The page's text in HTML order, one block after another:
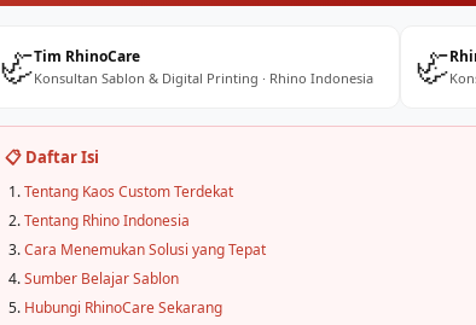
🦏Tim RhinoCare
Konsultan Sablon & Digital Printing · Rhino Indonesia 🦏
📋 Daftar Isi
Tentang Kaos Custom Terdekat
Tentang Rhino Indonesia
Cara Menemukan Solusi yang Tepat
Sumber Belajar Sablon
Hubungi RhinoCare Sekarang